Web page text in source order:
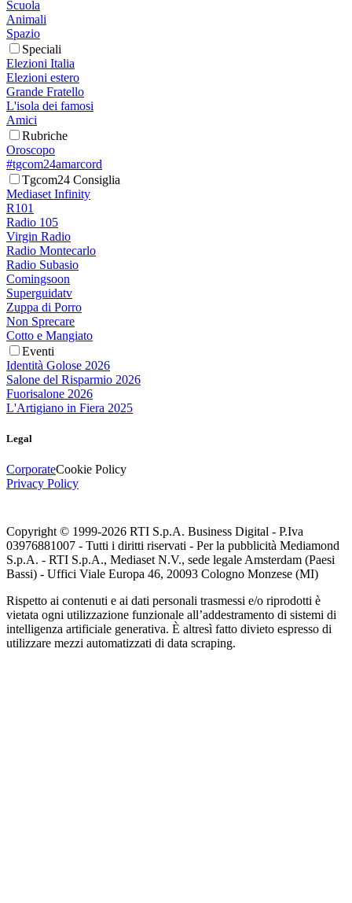
Scuola
Animali
Spazio
Speciali
Elezioni Italia
Elezioni estero
Grande Fratello
L'isola dei famosi
Amici
Rubriche
Oroscopo
#tgcom24amarcord
Tgcom24 Consiglia
Mediaset Infinity
R101
Radio 105
Virgin Radio
Radio Montecarlo
Radio Subasio
Comingsoon
Superguidatv
Zuppa di Porro
Non Sprecare
Cotto e Mangiato
Eventi
Identità Golose 2026
Salone del Risparmio 2026
Fuorisalone 2026
L'Artigiano in Fiera 2025
Legal
CorporateCookie Policy
Privacy Policy
Copyright © 1999-2026 RTI S.p.A. Business Digital - P.Iva
03976881007 - Tutti i diritti riservati - Per la pubblicità Mediamond
S.p.A. - RTI S.p.A., Mediaset N.V., sede legale Amsterdam (Paesi
Bassi) - Uffici Viale Europa 46, 20093 Cologno Monzese (MI)
Rispetto ai contenuti e ai dati personali trasmessi e/o riprodotti è
vietata ogni utilizzazione funzionale all’addestramento di sistemi di
intelligenza artificiale generativa. È altresì fatto divieto espresso di
utilizzare mezzi automatizzati di data scraping.